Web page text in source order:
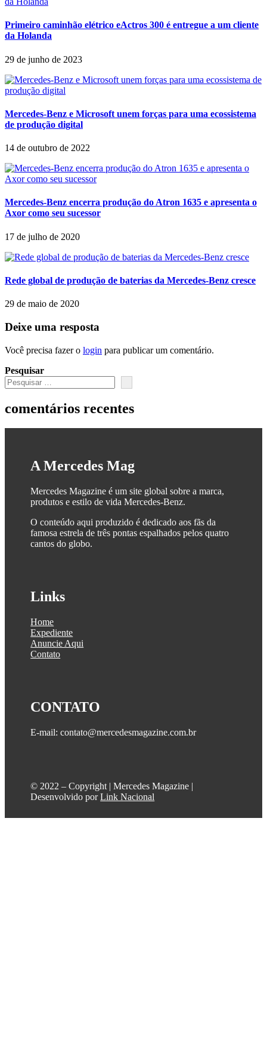
Primeiro caminhão elétrico eActros 300 é entregue a um cliente
da Holanda
29 de junho de 2023
Mercedes-Benz e Microsoft unem forças para uma ecossistema
de produção digital
14 de outubro de 2022
Mercedes-Benz encerra produção do Atron 1635 e apresenta o
Axor como seu sucessor
17 de julho de 2020
Rede global de produção de baterias da Mercedes-Benz cresce
29 de maio de 2020
Deixe uma resposta
Você precisa fazer o login para publicar um comentário.
Pesquisar
comentários recentes
A Mercedes Mag
Mercedes Magazine é um site global sobre a marca,
produtos e estilo de vida Mercedes-Benz.
O conteúdo aqui produzido é dedicado aos fãs da
famosa estrela de três pontas espalhados pelos quatro
cantos do globo.
Links
Home
Expediente
Anuncie Aqui
Contato
CONTATO
E-mail: contato@mercedesmagazine.com.br
©️ 2022 – Copyright | Mercedes Magazine |
Desenvolvido porLink Nacional